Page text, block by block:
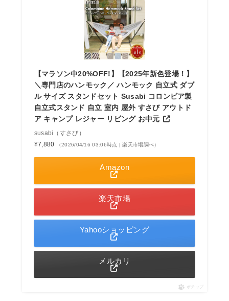
【マラソン中20%OFF!】【2025年新色登場！】
＼専門店のハンモック／ ハンモック 自立式 ダブ
ル サイズ スタンドセット Susabi コロンビア製
自立式スタンド 自立 室内 屋外 すさび アウトド
ア キャンプ レジャー リビング お中元
susabi（すさび）
¥7,880
（2026/04/16 03:06時点 | 楽天市場調べ）
Amazon
楽天市場
Yahooショッピング
メルカリ
ポチップ